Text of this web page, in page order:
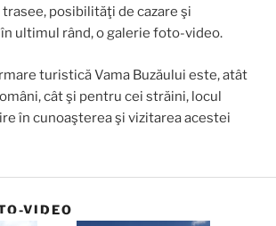
trasee, posibilităţi de cazare şi
ultimul rând, o galerie foto-video.
turistică Vama Buzăului este, atât
cât şi pentru cei străini, locul
în cunoaşterea şi vizitarea acestei
VIDEO